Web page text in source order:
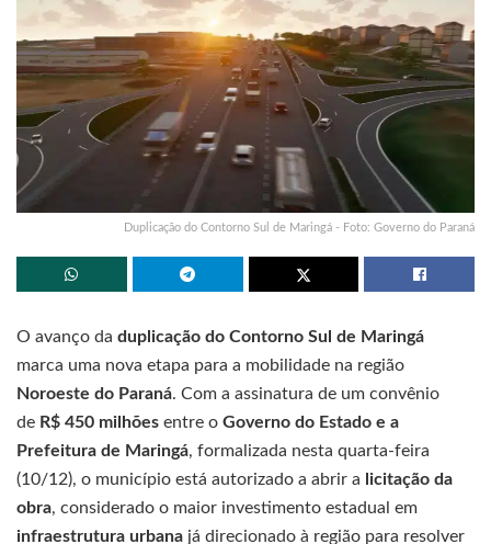
Duplicação do Contorno Sul de Maringá - Foto: Governo do Paraná
O avanço da duplicação do Contorno Sul de Maringá
marca uma nova etapa para a mobilidade na região
Noroeste do Paraná. Com a assinatura de um convênio
de R$ 450 milhões entre o Governo do Estado e a
Prefeitura de Maringá, formalizada nesta quarta-feira
(10/12), o município está autorizado a abrir a
licitação da
obra, considerado o maior investimento estadual em
infraestrutura urbana já direcionado à região para resolver